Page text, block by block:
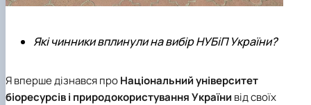
Які чинники вплинули на вибір НУБіП України?
Я вперше дізнався проНаціональний університет
біоресурсів і природокористування України від своїх